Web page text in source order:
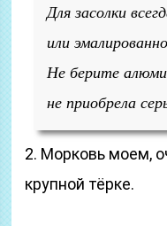
Для засолки
или
Не берите
не приобрела
2. Морковь моем,
крупной тёрке.